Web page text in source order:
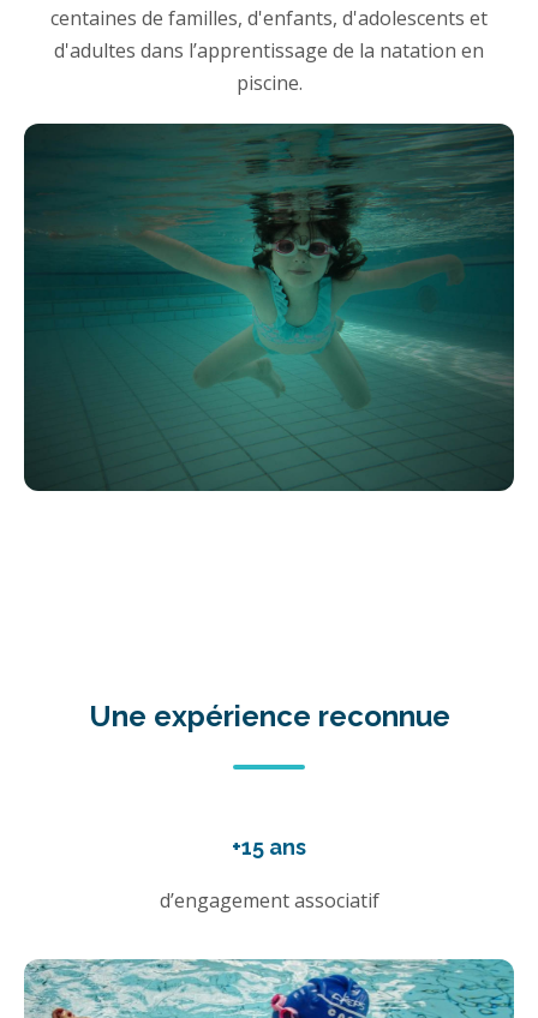
centaines de familles, d'enfants, d'adolescents et
d'adultes dans l’apprentissage de la natation en
piscine.
Une expérience reconnue
+15 ans
d’engagement associatif